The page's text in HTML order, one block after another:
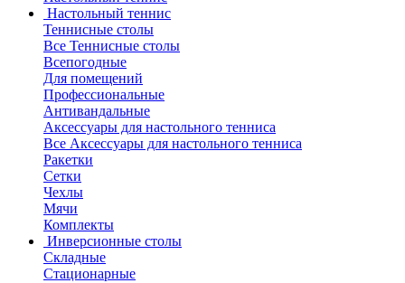
Настольный теннис
Теннисные столы
Все Теннисные столы
Всепогодные
Для помещений
Профессиональные
Антивандальные
Аксессуары для настольного тенниса
Все Аксессуары для настольного тенниса
Ракетки
Сетки
Чехлы
Мячи
Комплекты
Инверсионные столы
Складные
Стационарные